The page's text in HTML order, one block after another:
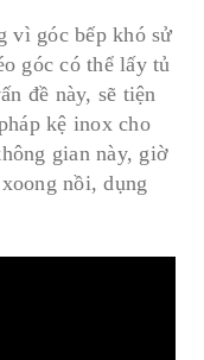
vì góc bếp khó sử
góc có thể lấy tủ
đề này, sẽ tiện
kệ inox cho
gian này, giờ
nồi, dụng